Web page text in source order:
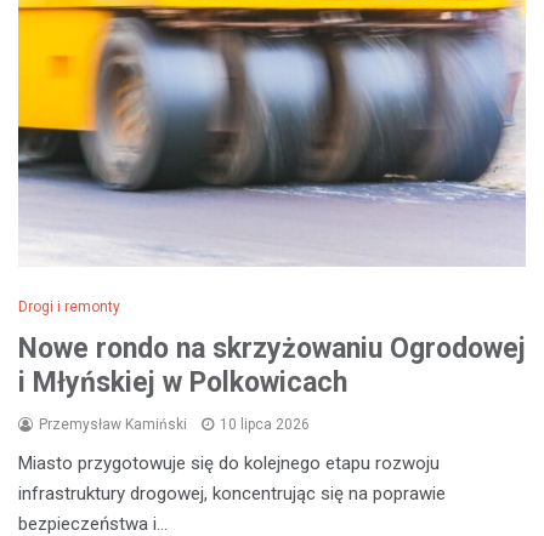
Drogi i remonty
Nowe rondo na skrzyżowaniu Ogrodowej
i Młyńskiej w Polkowicach
Przemysław Kamiński 10 lipca 2026
Miasto przygotowuje się do kolejnego etapu rozwoju
infrastruktury drogowej, koncentrując się na poprawie
bezpieczeństwa i…